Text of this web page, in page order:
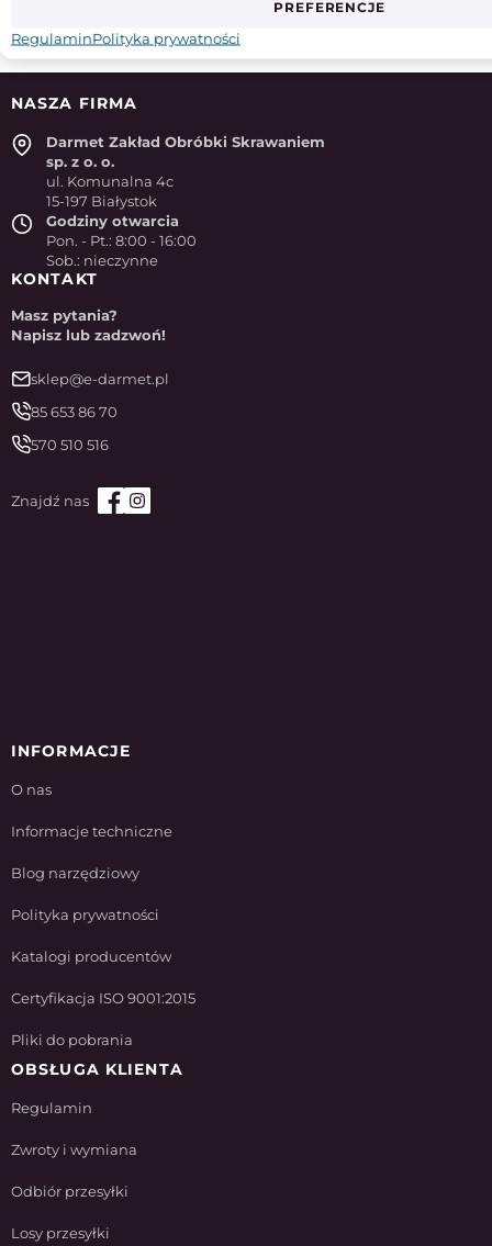
NASZA FIRMA
Darmet Zakład Obróbki Skrawaniem
sp. z o. o.
ul. Komunalna 4c
15-197 Białystok
Godziny otwarcia
Pon. - Pt.: 8:00 - 16:00
Sob.: nieczynne
KONTAKT
Masz pytania?
Napisz lub zadzwoń!
sklep@e-darmet.pl
85 653 86 70
570 510 516
INFORMACJE
O nas
Informacje techniczne
Blog narzędziowy
Polityka prywatności
Katalogi producentów
Certyfikacja ISO 9001:2015
Pliki do pobrania
OBSŁUGA KLIENTA
Regulamin
Zwroty i wymiana
Odbiór przesyłki
Losy przesyłki
PREFERENCJE
RegulaminPolityka prywatności